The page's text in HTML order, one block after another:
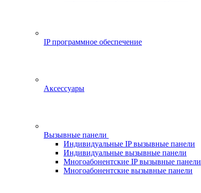
IP программное обеспечение
Аксессуары
Вызывные панели
Индивидуальные IP вызывные панели
Индивидуальные вызывные панели
Многоабонентские IP вызывные панели
Многоабонентские вызывные панели